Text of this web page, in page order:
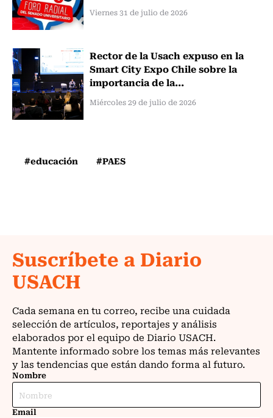
Viernes 31 de julio de 2026
Rector de la Usach expuso en la
Smart City Expo Chile sobre la
importancia de la...
Miércoles 29 de julio de 2026
#educación #PAES